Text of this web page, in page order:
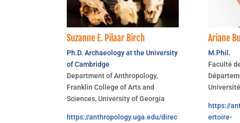
Suzanne E. Pilaar Birch
Ph.D. Archaeology at the University
of Cambridge
Department of Anthropology,
Franklin College of Arts and
Sciences, University of Georgia
https://anthropology.uga.edu/direc
Ariane
M.Phil.
Faculté
https://
ertoire-